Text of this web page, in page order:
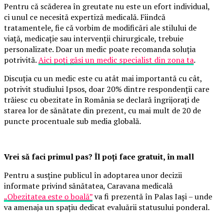
Pentru că scăderea în greutate nu este un efort individual,
ci unul ce necesită expertiză medicală. Fiindcă
tratamentele, fie că vorbim de modificări ale stilului de
viață, medicație sau intervenții chirurgicale, trebuie
personalizate. Doar un medic poate recomanda soluția
potrivită.Aici poți găsi un medic specialist din zona ta.
Discuția cu un medic este cu atât mai importantă cu cât,
potrivit studiului Ipsos, doar 20% dintre respondenții care
trăiesc cu obezitate în România se declară îngrijorați de
starea lor de sănătate din prezent, cu mai mult de 20 de
puncte procentuale sub media globală.
Vrei să faci primul pas? Îl poți face gratuit, în mall
Pentru a susține publicul în adoptarea unor decizii
informate privind sănătatea, Caravana medicală
„Obezitatea este o boală”va fi prezentă în Palas Iași – unde
va amenaja un spațiu dedicat evaluării statusului ponderal.